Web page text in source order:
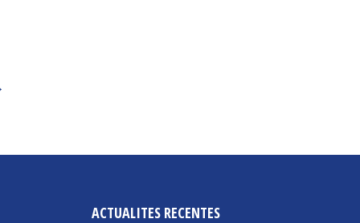
ACTUALITES RECENTES